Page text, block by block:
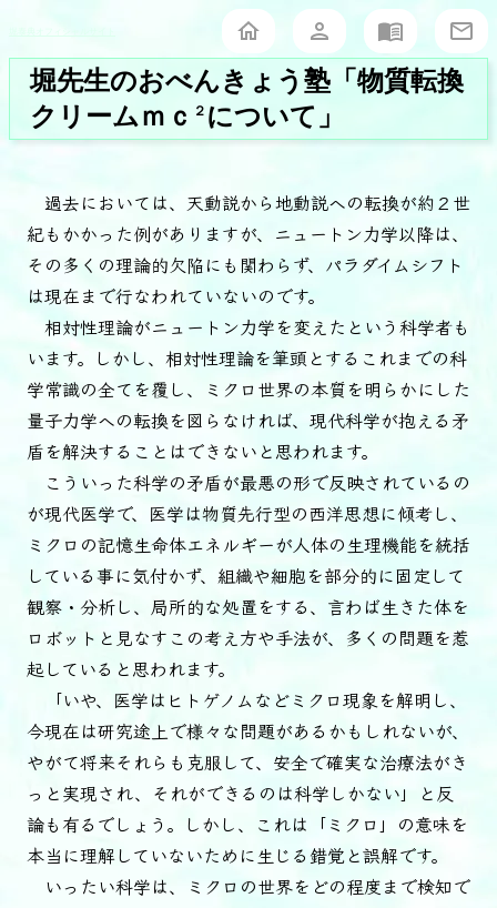
堀先生のおべんきょう塾「物質転換
クリームｍｃ
２ について」
過去においては、天動説から地動説への転換が約２世
紀もかかった例がありますが、ニュートン力学以降は、
その多くの理論的欠陥にも関わらず、パラダイムシフト
は現在まで行なわれていないのです。
相対性理論がニュートン力学を変えたという科学者も
います。しかし、相対性理論を筆頭とするこれまでの科
学常識の全てを覆し、ミクロ世界の本質を明らかにした
量子力学への転換を図らなければ、現代科学が抱える矛
盾を解決することはできないと思われます。
こういった科学の矛盾が最悪の形で反映されているの
が現代医学で、医学は物質先行型の西洋思想に傾考し、
ミクロの記憶生命体エネルギーが人体の生理機能を統括
している事に気付かず、組織や細胞を部分的に固定して
観察・分析し、局所的な処置をする、言わば生きた体を
ロボットと見なすこの考え方や手法が、多くの問題を惹
起していると思われます。
「いや、医学はヒトゲノムなどミクロ現象を解明し、
今現在は研究途上で様々な問題があるかもしれないが、
やがて将来それらも克服して、安全で確実な治療法がき
っと実現され、それができるのは科学しかない」と反
論も有るでしょう。しかし、これは「ミクロ」の意味を
本当に理解していないために生じる錯覚と誤解です。
いったい科学は、ミクロの世界をどの程度まで検知で